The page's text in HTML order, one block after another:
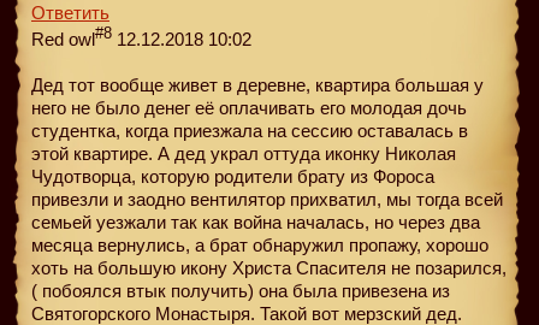
Ответить
Red owl#8 12.12.2018 10:02
Дед тот вообще живет в деревне, квартира большая у
него не было денег её оплачивать его молодая дочь
студентка, когда приезжала на сессию оставалась в
этой квартире. А дед украл оттуда иконку Николая
Чудотворца, которую родители брату из Фороса
привезли и заодно вентилятор прихватил, мы тогда всей
семьей уезжали так как война началась, но через два
месяца вернулись, а брат обнаружил пропажу, хорошо
хоть на большую икону Христа Спасителя не позарился,
( побоялся втык получить) она была привезена из
Святогорского Монастыря. Такой вот мерзский дед.